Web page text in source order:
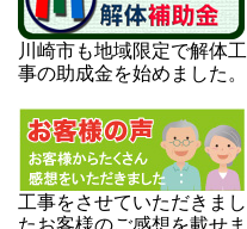
川崎市も地域限定で解体工
事の助成金を始めました。
工事をさせていただきまし
たお客様のご感想を載せま